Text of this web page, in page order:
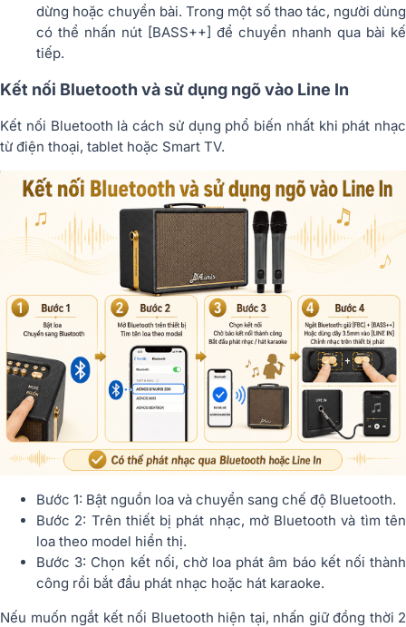
dừng hoặc chuyển bài. Trong một số thao tác, người dùng
có thể nhấn nút [BASS++] để chuyển nhanh qua bài kế
tiếp.
Kết nối Bluetooth và sử dụng ngõ vào Line In
Kết nối Bluetooth là cách sử dụng phổ biến nhất khi phát nhạc
từ điện thoại, tablet hoặc Smart TV.
Bước 1: Bật nguồn loa và chuyển sang chế độ Bluetooth.
Bước 2: Trên thiết bị phát nhạc, mở Bluetooth và tìm tên
loa theo model hiển thị.
Bước 3: Chọn kết nối, chờ loa phát âm báo kết nối thành
công rồi bắt đầu phát nhạc hoặc hát karaoke.
Nếu muốn ngắt kết nối Bluetooth hiện tại, nhấn giữ đồng thời 2